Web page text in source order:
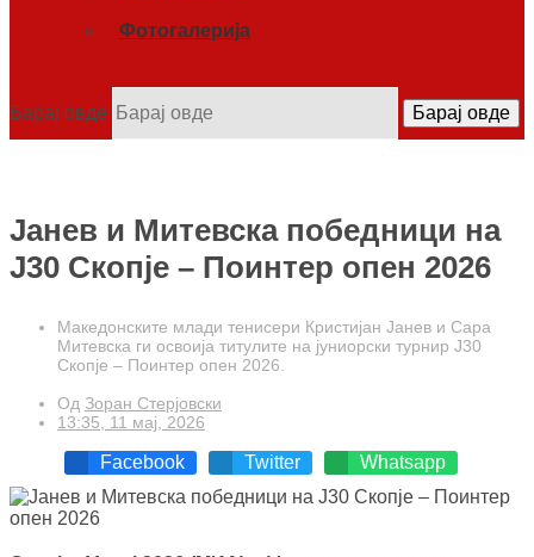
Фотогалерија
Барај овде Барај овде
Јанев и Митевска победници на
Ј30 Скопје – Поинтер опен 2026
Македонските млади тенисери Кристијан Јанев и Сара
Митевска ги освоија титулите на јуниорски турнир J30
Скопје – Поинтер опен 2026.
Од Зоран Стерјовски
13:35, 11 мај, 2026
Facebook Twitter Whatsapp